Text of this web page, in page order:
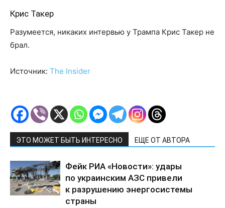
Крис Такер
Разумеется, никаких интервью у Трампа Крис Такер не
брал.
Источник: The Insider
ЭТО МОЖЕТ БЫТЬ ИНТЕРЕСНО ЕЩЕ ОТ АВТОРА
Фейк РИА «Новости»: удары
по украинским АЗС привели
к разрушению энергосистемы
страны